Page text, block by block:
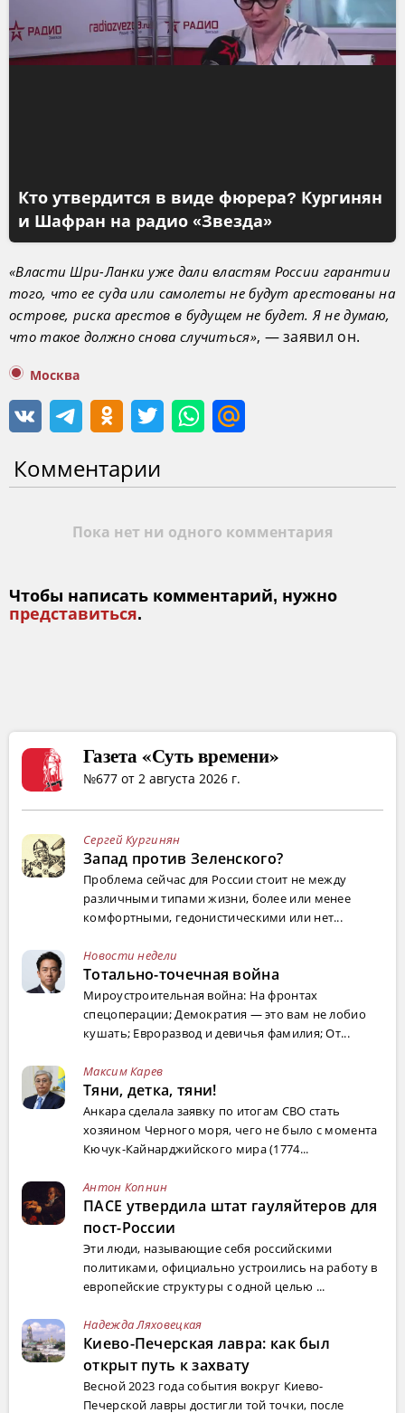
Кто утвердится в виде фюрера? Кургинян
и Шафран на радио «Звезда»
«Власти Шри-Ланки уже дали властям России гарантии
того, что ее суда или самолеты не будут арестованы на
острове, риска арестов в будущем не будет. Я не думаю,
что такое должно снова случиться», — заявил он.
Москва
Комментарии
Пока нет ни одного комментария
Чтобы написать комментарий, нужно
представиться.
Газета «Суть времени»
№677 от 2 августа 2026 г.
Сергей Кургинян
Запад против Зеленского?
Проблема сейчас для России стоит не между
различными типами жизни, более или менее
комфортными, гедонистическими или нет...
Новости недели
Тотально-точечная война
Мироустроительная война: На фронтах
спецоперации; Демократия — это вам не лобио
кушать; Евроразвод и девичья фамилия; От...
Максим Карев
Тяни, детка, тяни!
Анкара сделала заявку по итогам СВО стать
хозяином Черного моря, чего не было с момента
Кючук-Кайнарджийского мира (1774...
Антон Копнин
ПАСЕ утвердила штат гауляйтеров для
пост-России
Эти люди, называющие себя российскими
политиками, официально устроились на работу в
европейские структуры с одной целью ...
Надежда Ляховецкая
Киево-Печерская лавра: как был
открыт путь к захвату
Весной 2023 года события вокруг Киево-
Печерской лавры достигли той точки, после